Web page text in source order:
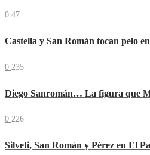
0 47
Castella y San Román tocan pelo
0 235
Diego Sanromán… La figura que
0 226
Silveti, San Román y Pérez en El